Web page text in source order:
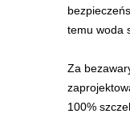
temu woda
Za
100%